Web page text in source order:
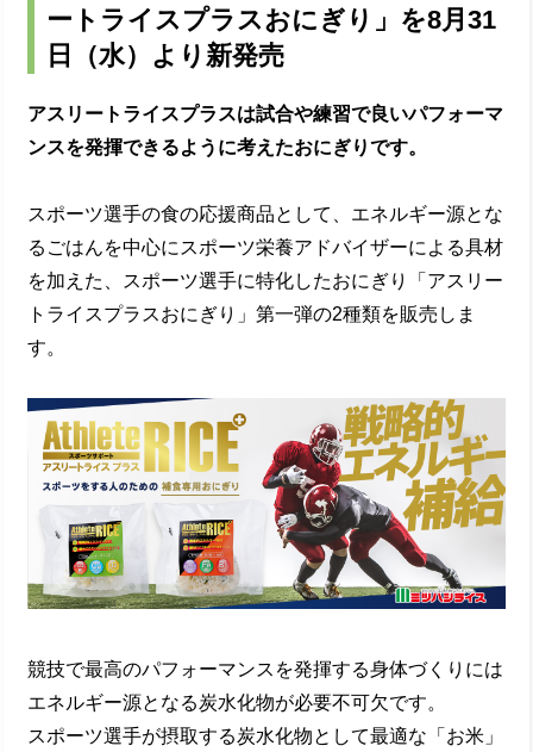
ートライスプラスおにぎり」を8⽉31
⽇（⽔）より新発売
アスリートライスプラスは試合や練習で良いパフォーマ
ンスを発揮できるように考えたおにぎりです。
スポーツ選⼿の⾷の応援商品として、エネルギー源とな
るごはんを中⼼にスポーツ栄養アドバイザーによる具材
を加えた、スポーツ選⼿に特化したおにぎり「アスリー
トライスプラスおにぎり」第⼀弾の2種類を販売しま
す。
競技で最⾼のパフォーマンスを発揮する⾝体づくりには
エネルギー源となる炭⽔化物が必要不可⽋です。
スポーツ選⼿が摂取する炭⽔化物として最適な「お⽶」